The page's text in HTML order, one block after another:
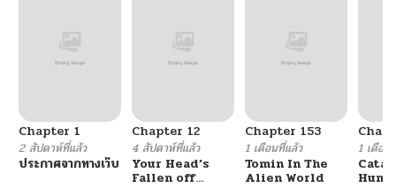
ตอนที่ 37 12/02/2024
Chapter 1
2 สัปดาห์ที่แล้ว
ประกาศจากทางเว็บ
Chapter 12
4 สัปดาห์ที่แล้ว
Your Head’s
Fallen off
Chapter 153
1 เดือนที่แล้ว
Tomin In The
Alien World
1 เดือน